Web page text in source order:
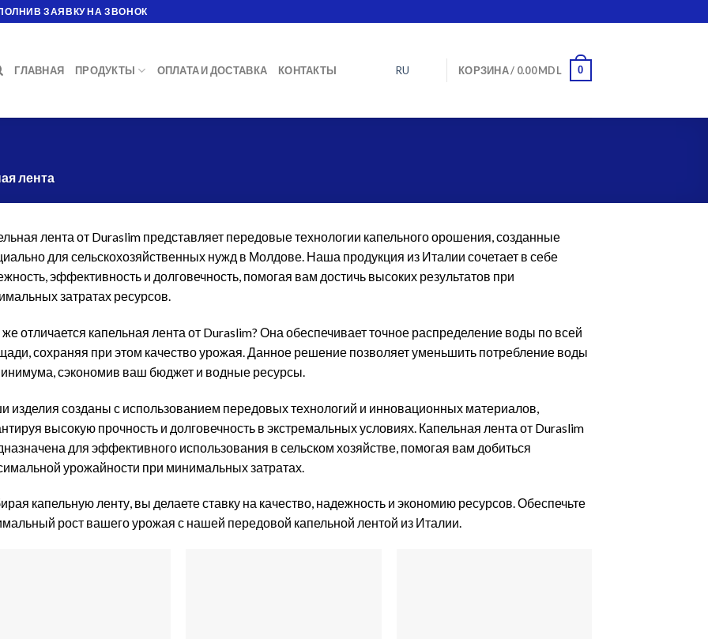
ЗАЯВКУ НА ЗВОНОК
ГЛАВНАЯ ПРОДУКТЫ ОПЛАТА И ДОСТАВКА КОНТАКТЫ RU КОРЗИНА / 0.00MDL 0
лента
лента от Duraslim представляет передовые технологии капельного орошения, созданные
для сельскохозяйственных нужд в Молдове. Наша продукция из Италии сочетает в себе
эффективность и долговечность, помогая вам достичь высоких результатов при
затратах ресурсов.
отличается капельная лента от Duraslim? Она обеспечивает точное распределение воды по всей
сохраняя при этом качество урожая. Данное решение позволяет уменьшить потребление воды
сэкономив ваш бюджет и водные ресурсы.
изделия созданы с использованием передовых технологий и инновационных материалов,
высокую прочность и долговечность в экстремальных условиях. Капельная лента от Duraslim
для эффективного использования в сельском хозяйстве, помогая вам добиться
урожайности при минимальных затратах.
капельную ленту, вы делаете ставку на качество, надежность и экономию ресурсов. Обеспечьте
рост вашего урожая с нашей передовой капельной лентой из Италии.